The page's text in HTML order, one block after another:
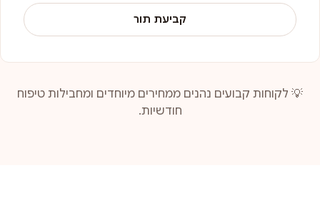
קביעת תור
💡 לקוחות קבועים נהנים ממחירים מיוחדים ומחבילות טיפוח
חודשיות.